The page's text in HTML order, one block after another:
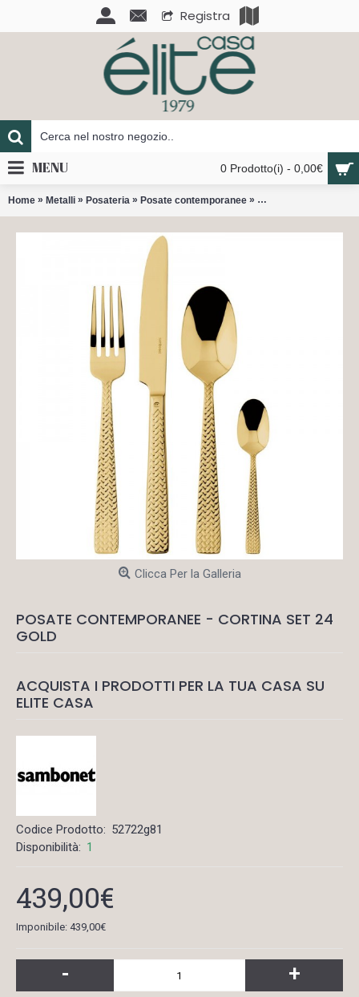
Registra
0 Prodotto(i) - 0,00€
MENU
Home » Metalli » Posateria » Posate contemporanee » Cortina set 24 pvd
Clicca Per la Galleria
POSATE CONTEMPORANEE - CORTINA SET 24
GOLD
ACQUISTA I PRODOTTI PER LA TUA CASA SU
ELITE CASA
Codice Prodotto: 52722g81
Disponibilità: 1
439,00€
Imponibile: 439,00€
- +